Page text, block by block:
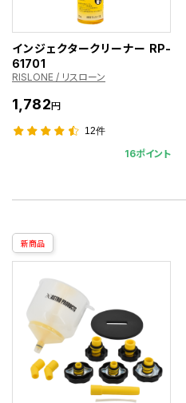
インジェクタークリーナー RP-
61701
RISLONE / リスローン
1,782円
12件
16ポイント
新商品